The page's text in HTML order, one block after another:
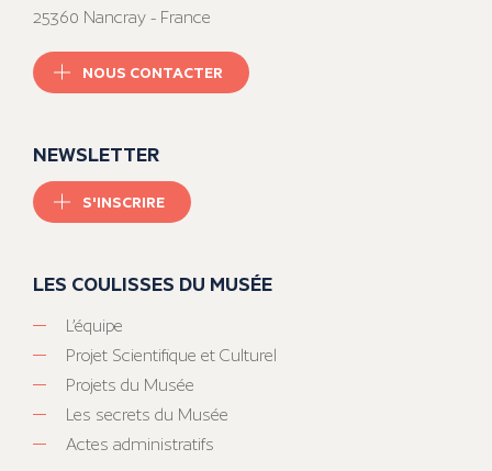
25360 Nancray - France
NOUS CONTACTER
NEWSLETTER
S'INSCRIRE
LES COULISSES DU MUSÉE
L’équipe
Projet Scientifique et Culturel
Projets du Musée
Les secrets du Musée
Actes administratifs